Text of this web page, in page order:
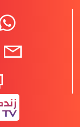
وعدہ پارٹ 8